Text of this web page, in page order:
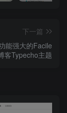
下一篇
能强大的Facile
客Typecho主题